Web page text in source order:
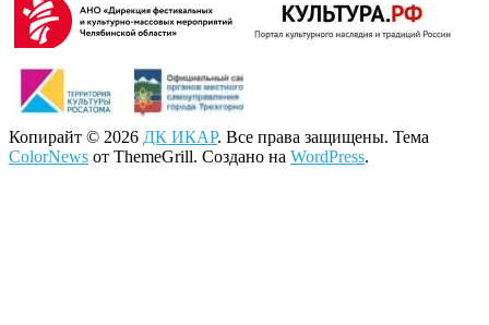
Копирайт © 2026 ДК ИКАР. Все права защищены. Тема
ColorNews от ThemeGrill. Создано на WordPress.